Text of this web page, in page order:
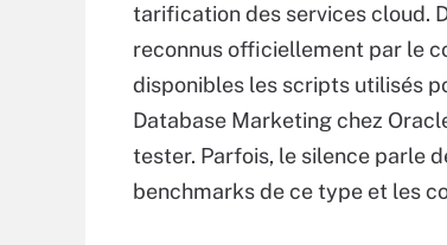
tarification des services cloud.
reconnus officiellement par le
disponibles les scripts utilisés
Database Marketing chez
tester. Parfois, le silence parle
benchmarks de ce type et les